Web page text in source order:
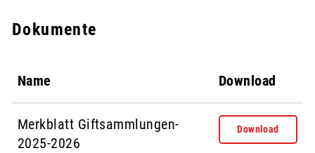
Dokumente
Name Download
Merkblatt Giftsammlungen-
2025-2026
Download